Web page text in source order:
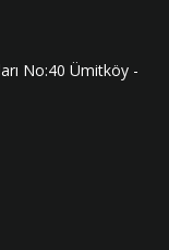
No:40 Ümitköy -